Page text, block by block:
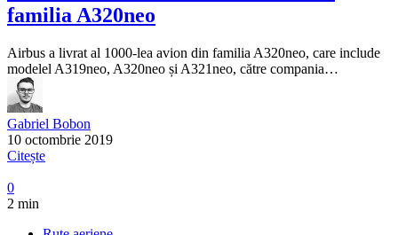
familia A320neo
Airbus a livrat al 1000-lea avion din familia A320neo, care include
modelel A319neo, A320neo și A321neo, către compania…
Gabriel Bobon
10 octombrie 2019
Citește
0
2 min